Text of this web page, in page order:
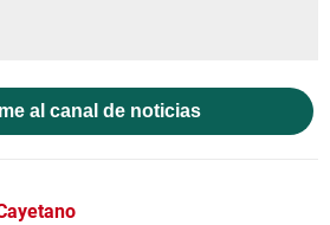
al canal de noticias